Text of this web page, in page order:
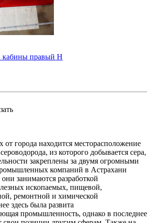
кабины правый H
от города находится месторасположение
из которого добывается сера,
закреплены за двумя огромными
компаний в Астрахани
занимаются разработкой
ископаемых, пищевой,
ремонтной и химической
здесь была развита
промышленность, однако в последнее